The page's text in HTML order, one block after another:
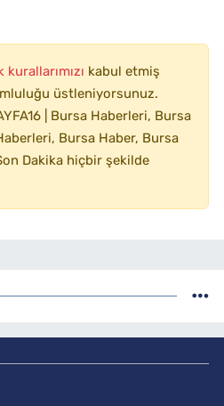
kabul etmiş
üstleniyorsunuz.
| Bursa Haberleri, Bursa
Bursa Haber, Bursa
Dakika hiçbir şekilde